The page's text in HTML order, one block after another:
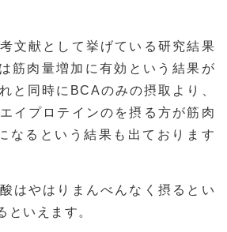
文献として挙げている研究結果
筋肉量増加に有効という結果が
と同時にBCAのみの摂取より、
イプロテインのを摂る方が筋肉
なるという結果も出ております
はやはりまんべんなく摂るとい
といえます。